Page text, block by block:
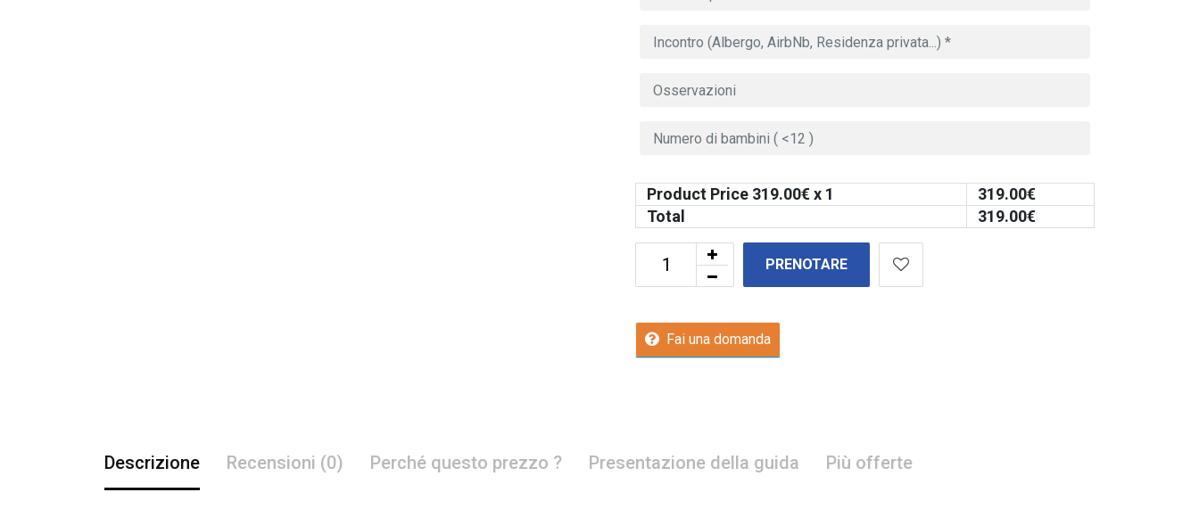
Product Price 319.00€ x 1 319.00€
Total
319.00€
PRENOTARE
Fai una domanda
Descrizione Recensioni (0) Perché questo prezzo ? Presentazione della guida Più offerte